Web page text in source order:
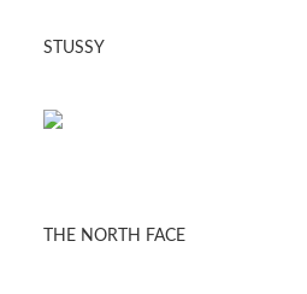
STUSSY
THE NORTH FACE